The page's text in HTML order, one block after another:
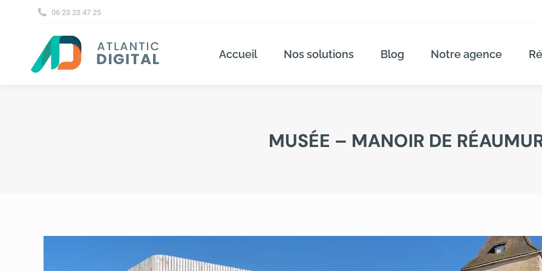
06 23 23 47 25
Accueil Nos solutions Blog Notre agence
MUSÉE – MANOIR DE